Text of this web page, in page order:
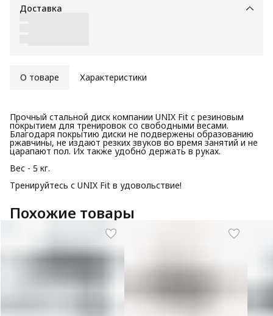
Доставка
О товаре Характеристики
Прочный стальной диск компании UNIX Fit с резиновым
покрытием для тренировок со свободными весами.
Благодаря покрытию диски не подвержены образованию
ржавчины, не издают резких звуков во время занятий и не
царапают пол. Их также удобно держать в руках.
Вес - 5 кг.
Тренируйтесь с UNIX Fit в удовольствие!
Похожие товары